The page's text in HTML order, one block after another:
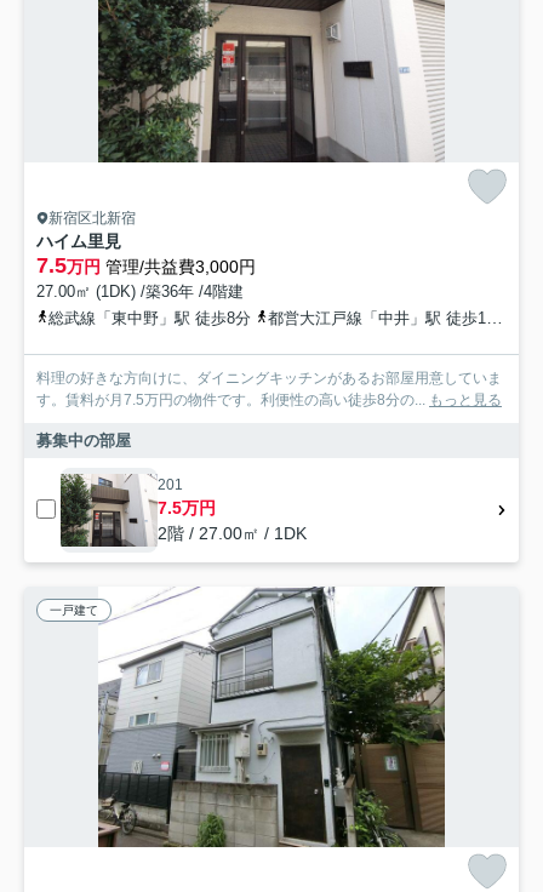
新宿区北新宿
ハイム里見
7.5万円 管理/共益費3,000円
27.00㎡ (1DK) /築36年 /4階建
総武線「東中野」駅 徒歩8分
都営大江戸線「中井」駅 徒歩16分
料理の好きな方向けに、ダイニングキッチンがあるお部屋用意していま
す。賃料が月7.5万円の物件です。利便性の高い徒歩8分の...
もっと見る
募集中の部屋
201
7.5万円
2階 / 27.00㎡ / 1DK
一戸建て